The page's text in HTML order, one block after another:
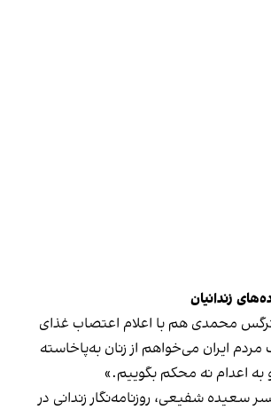
زندانیان
محمدی هم با اعلام اعتصاب غذای
مردم ایران می‌خواهم از زنان به‌پاخاسته
به اعدام نه محکم بگوییم.»
شفیعی، روزنامه‌نگار زندانی در